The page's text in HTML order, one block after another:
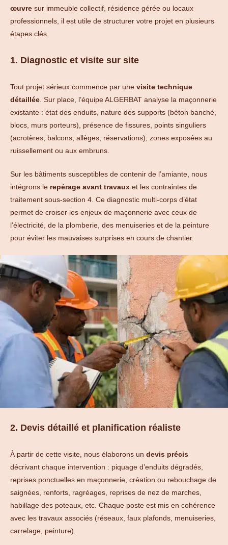
œuvre sur immeuble collectif, résidence gérée ou locaux
professionnels, il est utile de structurer votre projet en plusieurs
étapes clés.
1. Diagnostic et visite sur site
Tout projet sérieux commence par une visite technique
détaillée . Sur place, l’équipe ALGERBAT analyse la maçonnerie
existante : état des enduits, nature des supports (béton banché,
blocs, murs porteurs), présence de fissures, points singuliers
(acrotères, balcons, allèges, réservations), zones exposées au
ruissellement ou aux embruns.
Sur les bâtiments susceptibles de contenir de l’amiante, nous
intégrons le repérage avant travaux et les contraintes de
traitement sous-section 4. Ce diagnostic multi-corps d’état
permet de croiser les enjeux de maçonnerie avec ceux de
l’électricité, de la plomberie, des menuiseries et de la peinture
pour éviter les mauvaises surprises en cours de chantier.
2. Devis détaillé et planification réaliste
À partir de cette visite, nous élaborons un devis précis
décrivant chaque intervention : piquage d’enduits dégradés,
reprises ponctuelles en maçonnerie, création ou rebouchage de
saignées, renforts, ragréages, reprises de nez de marches,
habillage des poteaux, etc. Chaque poste est mis en cohérence
avec les travaux associés (réseaux, faux plafonds, menuiseries,
carrelage, peinture).